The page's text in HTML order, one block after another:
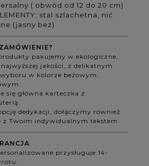
( obwód od 12 do 20 cm)
stal szlachetna, nić
(jasny beż)
pakujemy w ekologiczne,
najwyższej jakości, z delikatnym
w kolorze beżowym,
się główna karteczka z
dedykacji, dołączymy również
z Twoim indywidualnym tekstem.
przysługuje 14-